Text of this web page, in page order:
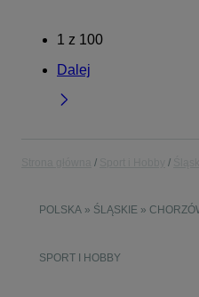
1 z 100
Dalej
POLSKA » ŚLĄSKIE »
SPORT I HOBBY